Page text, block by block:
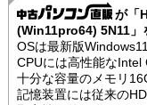
が「
(Win11pro64) 5N11」
OSは最新版
CPUには高性能なIntel
十分な容量のメモリ
記憶装置には従来の